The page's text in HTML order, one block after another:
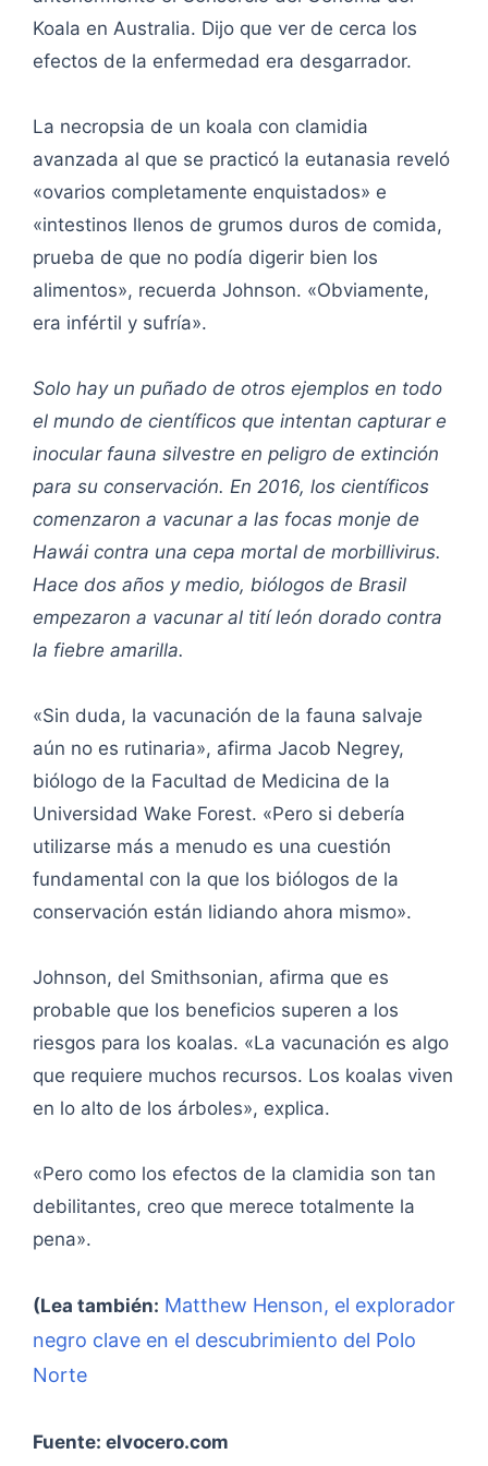
Koala en Australia. Dijo que ver de cerca los
efectos de la enfermedad era desgarrador.
La necropsia de un koala con clamidia
avanzada al que se practicó la eutanasia reveló
«ovarios completamente enquistados» e
«intestinos llenos de grumos duros de comida,
prueba de que no podía digerir bien los
alimentos», recuerda Johnson. «Obviamente,
era infértil y sufría».
Solo hay un puñado de otros ejemplos en todo
el mundo de científicos que intentan capturar e
inocular fauna silvestre en peligro de extinción
para su conservación. En 2016, los científicos
comenzaron a vacunar a las focas monje de
Hawái contra una cepa mortal de morbillivirus.
Hace dos años y medio, biólogos de Brasil
empezaron a vacunar al tití león dorado contra
la fiebre amarilla.
«Sin duda, la vacunación de la fauna salvaje
aún no es rutinaria», afirma Jacob Negrey,
biólogo de la Facultad de Medicina de la
Universidad Wake Forest. «Pero si debería
utilizarse más a menudo es una cuestión
fundamental con la que los biólogos de la
conservación están lidiando ahora mismo».
Johnson, del Smithsonian, afirma que es
probable que los beneficios superen a los
riesgos para los koalas. «La vacunación es algo
que requiere muchos recursos. Los koalas viven
en lo alto de los árboles», explica.
«Pero como los efectos de la clamidia son tan
debilitantes, creo que merece totalmente la
pena».
(Lea también: Matthew Henson, el explorador
negro clave en el descubrimiento del Polo
Norte
Fuente: elvocero.com